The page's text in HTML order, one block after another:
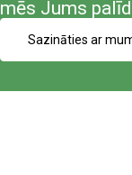
mēs Jums
Sazināties ar